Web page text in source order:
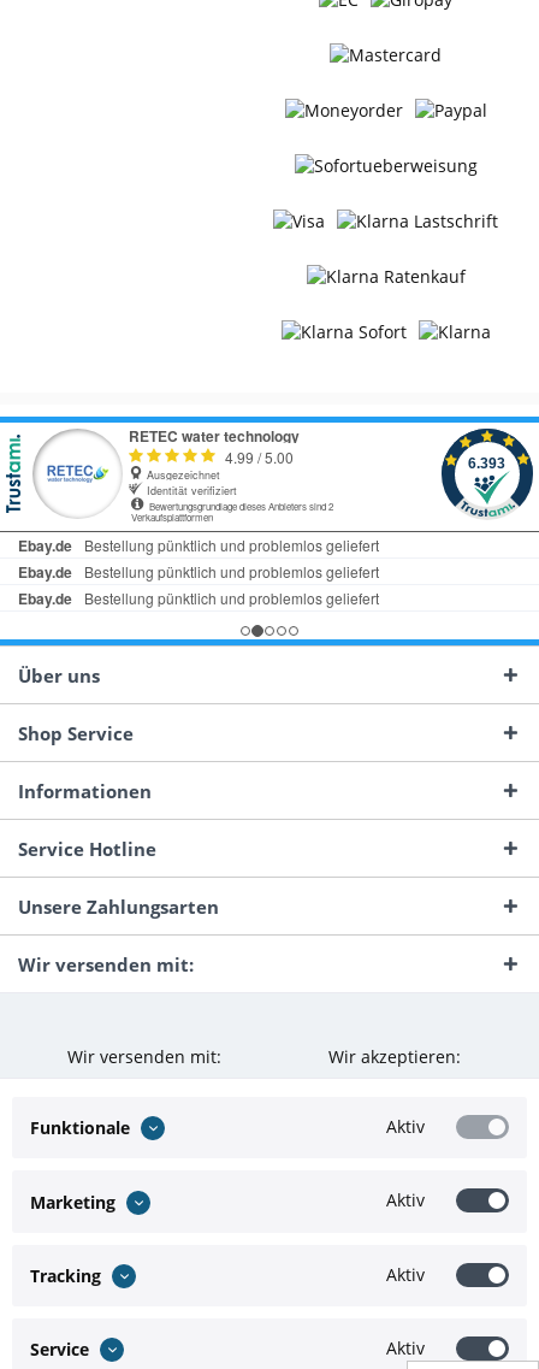
Über uns
Shop Service
Informationen
Service Hotline
Unsere Zahlungsarten
Wir versenden mit:
Wir versenden mit: Wir akzeptieren:
Funktionale Aktiv
Marketing Aktiv
Tracking Aktiv
Service Aktiv